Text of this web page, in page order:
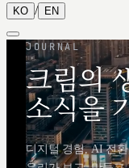
KO / EN
JOURNAL
크림의
소식을
디지털 경험, AI 전